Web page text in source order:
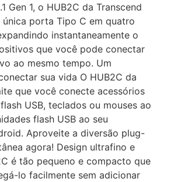
Gen 1, o HUB2C da Transcend
porta Tipo C em quatro
instantaneamente o
que você pode conectar
ao mesmo tempo. Um
sua vida O HUB2C da
que você conecte acessórios
USB, teclados ou mouses ao
flash USB ao seu
Aproveite a diversão plug-
agora! Design ultrafino e
é tão pequeno e compacto que
lo facilmente sem adicionar